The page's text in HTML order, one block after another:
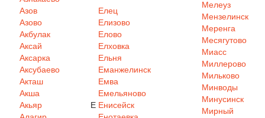
Азов
Азово
Акбулак
Аксай
Аксарка
Аксубаево
Акташ
Акша
Акьяр
Е
Елец
Елизово
Елово
Елховка
Ельня
Еманжелинск
Емва
Емельяново
Енисейск
Мелеуз
Мензелинск
Меренга
Месягутово
Миасс
Миллерово
Мильково
Минводы
Минусинск
Мирный